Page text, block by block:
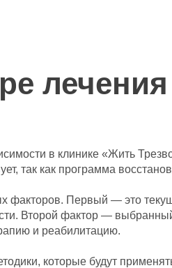
в клинике «Жить
так как программа
факторов. Первый — это
Второй фактор —
и реабилитацию.
которые будут